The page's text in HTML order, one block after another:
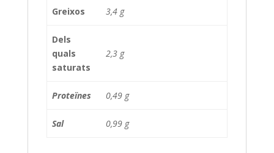
Greixos 3,4 g
Dels
quals
saturats
2,3 g
Proteïnes 0,49 g
Sal 0,99 g